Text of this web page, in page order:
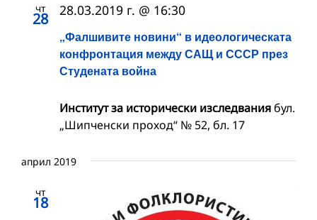
чт
28
„Фалшивите новини“ в идеологическата
конфронтация между САЩ и СССР през
Студената война
28.03.2019 г. @ 16:30
Институт за исторически изследваниябул.
„Шипченски проход“ № 52, бл. 17
април 2019
чт
18